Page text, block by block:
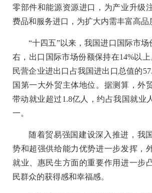
零部件和能源资源进口，为产业升级
费品和服务进口，为扩大内需丰富高
“十四五”以来，我国进口国际市场
右，出口国际市场份额保持在14%以上
民营企业进出口占我国进出口总值的
国第一大外贸主体地位。据测算，外
带动就业超过1.8亿人，约占我国就业
一。
随着贸易强国建设深入推进，我
势和超强供给能力优势进一步发挥，
就业、惠民生方面的重要作用进一步
民群众的获得感和幸福感。